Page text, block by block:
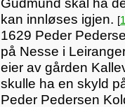
kan innløses igjen. [
1629 Peder
på Nesse i
eier av gården
skulle ha en skyld
Peder Pedersen